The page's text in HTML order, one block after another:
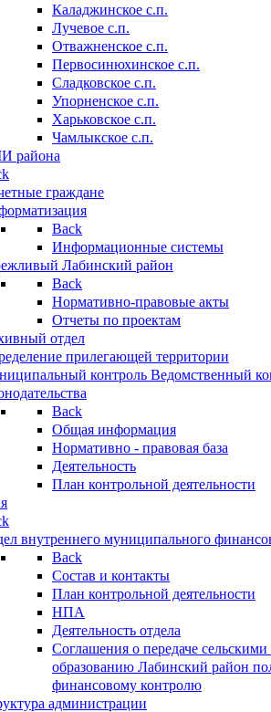
Каладжинское с.п.
Лучевое с.п.
Отважненское с.п.
Первосинюхинское с.п.
Сладковское с.п.
Упорненское с.п.
Харьковское с.п.
Чамлыкское с.п.
района
граждане
Back
Информационные системы
Лабинский район
Back
Нормативно-правовые акты
Отчеты по проектам
отдел
прилегающей территории
контроль Ведомственный
Back
Общая информация
Нормативно - правовая база
Деятельность
План контрольной деятельности
внутреннего муниципального
Back
Состав и контакты
План контрольной деятельности
НПА
Деятельность отдела
Соглашения о передаче
образованию Лабинский район
финансовому контролю
администрации